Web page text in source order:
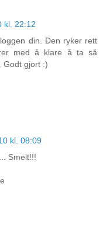
kl. 22:12
din. Den ryker rett
med å klare å ta så
Godt gjort :)
kl. 08:09
Smelt!!!